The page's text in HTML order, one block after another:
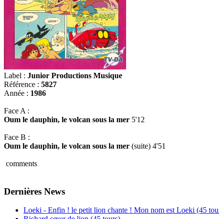
Label : Junior Productions Musique
Référence : 5827
Année : 1986
Face A :
Oum le dauphin, le volcan sous la mer 5'12
Face B :
Oum le dauphin, le volcan sous la mer (suite) 4'51
comments
Dernières News
Loeki - Enfin ! le petit lion chante ! Mon nom est Loeki (45